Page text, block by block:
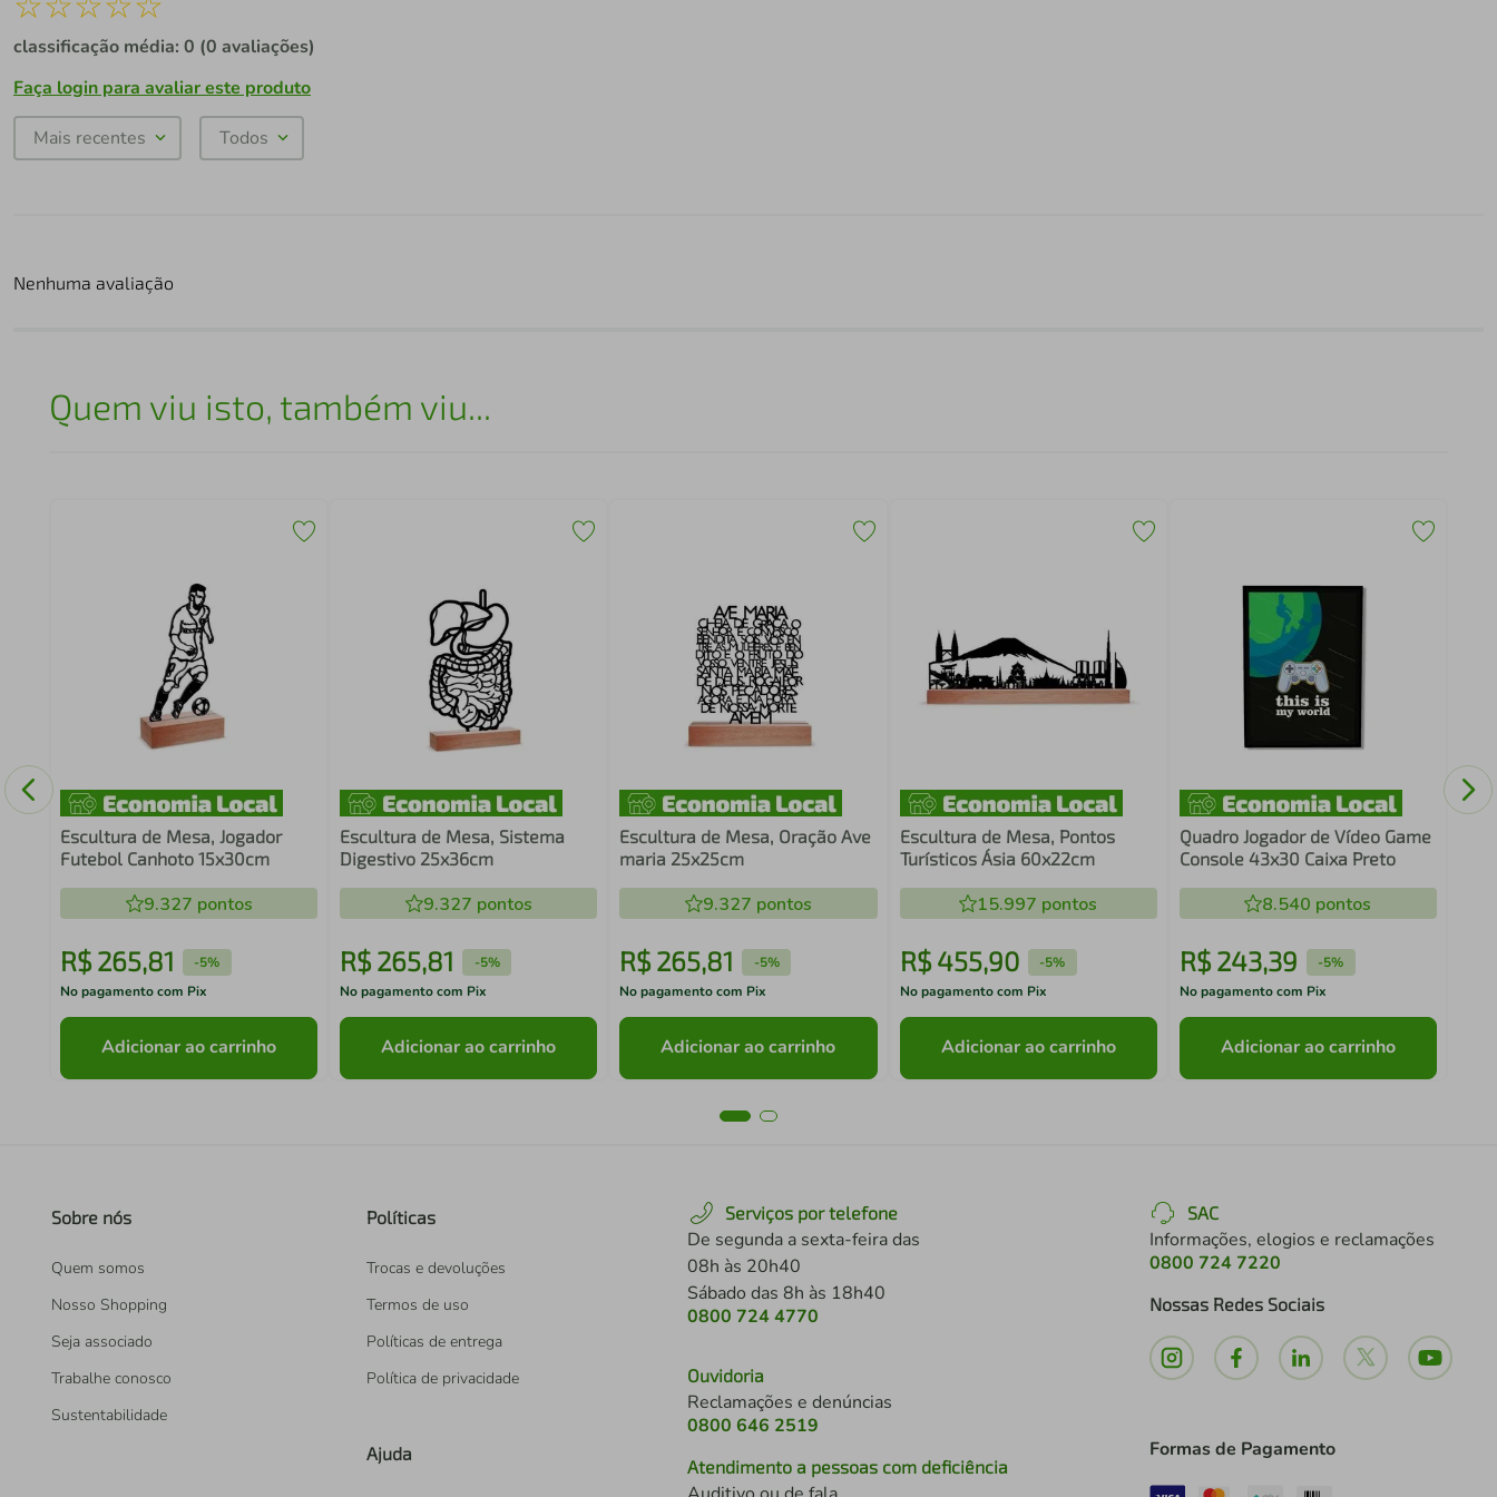
classificação média: 0 (0 avaliações)
Faça login para avaliar este produto
Mais recentes Todos
Nenhuma avaliação
Quem viu isto, também viu...
Escultura de Mesa, Jogador
Futebol Canhoto 15x30cm
9.327 pontos
R$ 265,81 -5%
No pagamento com Pix
Adicionar ao carrinho
Escultura de Mesa, Sistema
Digestivo 25x36cm
9.327 pontos
R$ 265,81 -5%
No pagamento com Pix
Adicionar ao carrinho
Escultura de Mesa, Oração Ave
maria 25x25cm
9.327 pontos
R$265,81 -5%
No pagamento com Pix
Adicionar ao carrinho
Escultura de Mesa, Pontos
Turísticos Ásia 60x22cm
15.997 pontos
R$ 455,90 -5%
No pagamento com Pix
Adicionar ao carrinho
Quadro Jogador de Vídeo Game
Console 43x30 Caixa Preto
8.540 pontos
R$ 243,39 -5%
No pagamento com Pix
Adicionar ao carrinho
Sobre nós
Quem somos
Nosso Shopping
Seja associado
Trabalhe conosco
Sustentabilidade
Políticas
Trocas e devoluções
Termos de uso
Políticas de entrega
Política de privacidade
Ajuda
Serviços por telefone
De segunda a sexta-feira das
08h às 20h40
Sábado das 8h às 18h40
0800 724 4770
Ouvidoria
Reclamações e denúncias
0800 646 2519
Atendimento a pessoas com deficiência
SAC
Informações, elogios e reclamações
0800 724 7220
Nossas Redes Sociais
Formas de Pagamento